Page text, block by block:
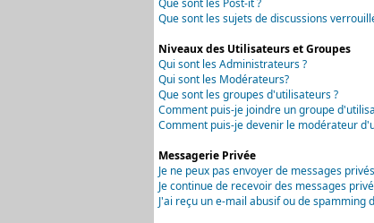
Que sont les Post-it ?
Que sont les sujets de discussions
Niveaux des Utilisateurs et Groupes
Qui sont les Administrateurs ?
Qui sont les Modérateurs?
Que sont les groupes d'utilisateurs ?
Comment puis-je joindre un groupe
Comment puis-je devenir le modérateur
Messagerie Privée
Je ne peux pas envoyer de messages
Je continue de recevoir des messages
J'ai reçu un e-mail abusif ou de spamming